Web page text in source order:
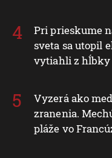
Pri prieskume
sveta sa utopil
vytiahli z hĺbky
Vyzerá ako
zranenia.
pláže vo